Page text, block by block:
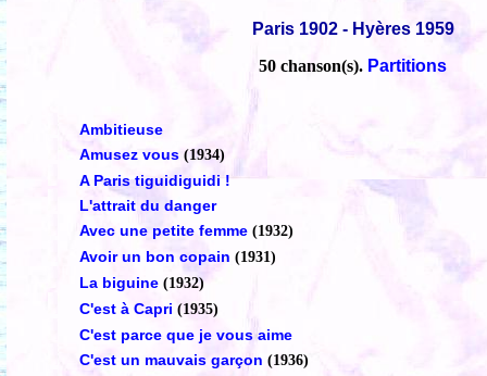
Paris 1902 - Hyères 1959
50 chanson(s). Partitions
Ambitieuse
Amusez vous (1934)
A Paris tiguidiguidi !
L'attrait du danger
Avec une petite femme (1932)
Avoir un bon copain (1931)
La biguine (1932)
C'est à Capri (1935)
C'est parce que je vous aime
C'est un mauvais garçon (1936)